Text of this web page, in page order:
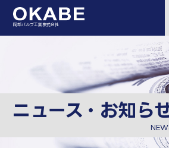
岡部バルブ工業株式会社
ニュース・お知ら